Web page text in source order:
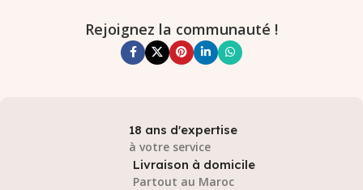
Rejoignez la communauté !
18 ans d'expertise
à votre service
Livraison à domicile
Partout au Maroc